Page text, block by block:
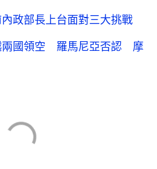
政部長上台面對三大挑戰
兩國領空 羅馬尼亞否認 摩